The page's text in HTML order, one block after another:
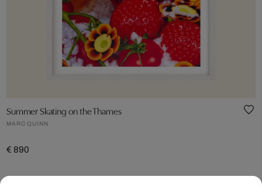
Summer Skating on the Thames
MARC QUINN
€ 890